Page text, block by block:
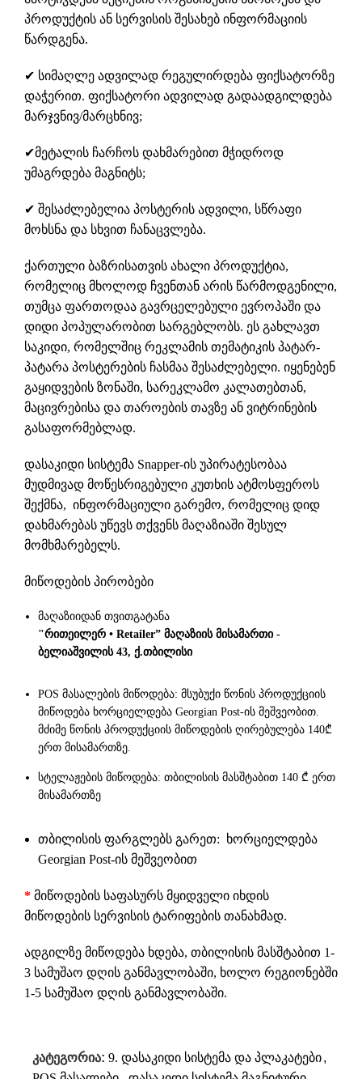
პროდუქტის ან სერვისის შესახებ ინფორმაციის
წარდგენა.
✔ სიმაღლე ადვილად რეგულირდება ფიქსატორზე
დაჭერით. ფიქსატორი ადვილად გადაადგილდება
მარჯვნივ/მარცხნივ;
✔მეტალის ჩარჩოს დახმარებით მჭიდროდ
უმაგრდება მაგნიტს;
✔ შესაძლებელია პოსტერის ადვილი, სწრაფი
მოხსნა და სხვით ჩანაცვლება.
ქართული ბაზრისათვის ახალი პროდუქტია,
რომელიც მხოლოდ ჩვენთან არის წარმოდგენილი,
თუმცა ფართოდაა გავრცელებული ევროპაში და
დიდი პოპულარობით სარგებლობს. ეს გახლავთ
საკიდი, რომელშიც რეკლამის თემატიკის პატარ-
პატარა პოსტერების ჩასმაა შესაძლებელი. იყენებენ
გაყიდვების ზონაში, სარეკლამო კალათებთან,
მაცივრებისა და თაროების თავზე ან ვიტრინების
გასაფორმებლად.
დასაკიდი სისტემა Snapper-ის უპირატესობაა
მუდმივად მოწესრიგებული კუთხის ატმოსფეროს
შექმნა, ინფორმაციული გარემო, რომელიც დიდ
დახმარებას უწევს თქვენს მაღაზიაში შესულ
მომხმარებელს.
მიწოდების პირობები
მაღაზიიდან თვითგატანა
"რითეილერ • Retailer” მაღაზიის მისამართი -
ბელიაშვილის 43, ქ.თბილისი
POS მასალების მიწოდება: მსუბუქი წონის პროდუქციის
მიწოდება ხორციელდება Georgian Post-ის მეშვეობით.
მძიმე წონის პროდუქციის მიწოდების ღირებულება 140₾
ერთ მისამართზე.
სტელაჟების მიწოდება: თბილისის მასშტაბით 140 ₾ ერთ
მისამართზე
თბილისის ფარგლებს გარეთ: ხორციელდება
Georgian Post-ის მეშვეობით
* მიწოდების საფასურს მყიდველი იხდის
მიწოდების სერვისის ტარიფების თანახმად.
ადგილზე მიწოდება ხდება, თბილისის მასშტაბით 1-
3 სამუშაო დღის განმავლობაში, ხოლო რეგიონებში
1-5 სამუშაო დღის განმავლობაში.
კატეგორია: 9. დასაკიდი სისტემა და პლაკატები,